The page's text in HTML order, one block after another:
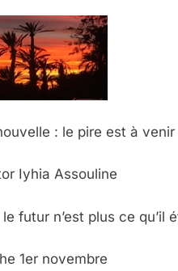
: le pire est à venir
Iyhia Assouline
futur n’est plus ce qu’il
1er novembre